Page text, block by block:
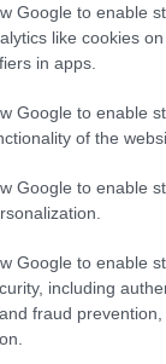
Google to enable
like cookies
in apps.
Google to enable
of the
Google to enable
Google to enable
including
fraud
M1 bővítés: már
Bicske Kelet
Új
Másfélszeresére